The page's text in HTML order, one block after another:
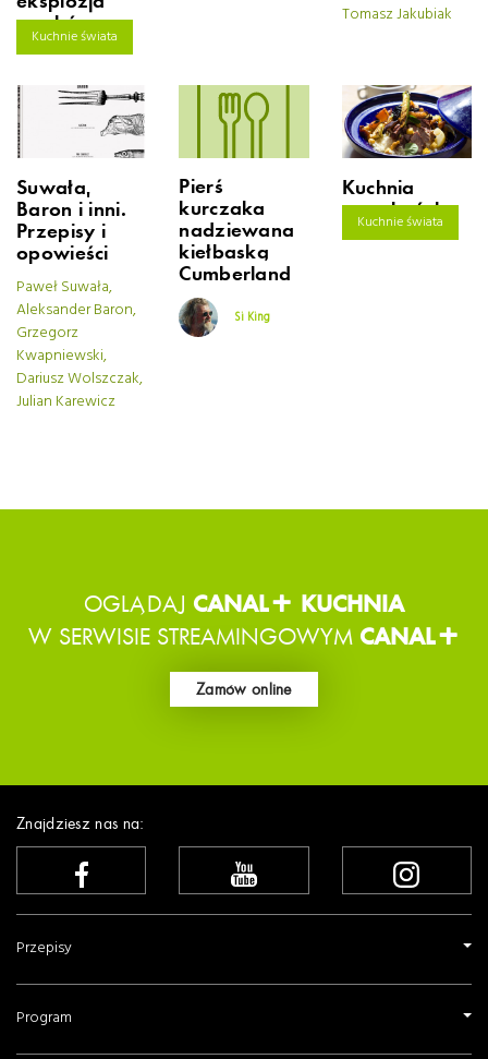
smaków
Kuchnie świata
Tomasz Jakubiak
Suwała,
Baron i inni.
Przepisy i
opowieści
Paweł Suwała,
Aleksander Baron,
Grzegorz
Kwapniewski,
Dariusz Wolszczak,
Julian Karewicz
Pierś
kurczaka
nadziewana
kiełbaską
Cumberland
Si King
Kuchnia
marokańska
Kuchnie świata
OGLĄDAJ CANAL+ KUCHNIA
W SERWISIE STREAMINGOWYM CANAL+
Zamów online
Znajdziesz nas na:
Przepisy
Program